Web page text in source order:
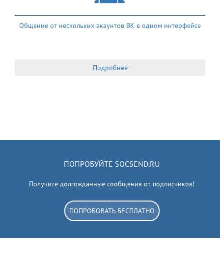
Общение от нескольких акаунтов ВК в одном интерфейсе
Подробнее
ПОПРОБУЙТЕ SOCSEND.RU
Получите долгожданные сообщения от подписчиков!
ПОПРОБОВАТЬ БЕСПЛАТНО